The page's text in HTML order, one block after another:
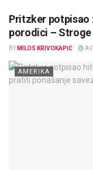
Pritzker potpisao
porodici – Stroge
BY MILOS KRIVOKAPIĆ
AMERIKA